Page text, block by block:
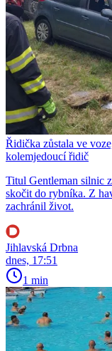
Řidička zůstala ve
kolemjedoucí řidič
Titul Gentleman silnic
skočit do rybníka. Z
zachránil život.
Jihlavská Drbna
dnes, 17:51
1 min